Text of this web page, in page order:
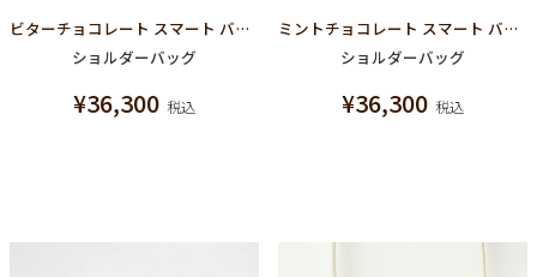
ビターチョコレート スマート バッグ
ショルダーバッグ
¥36,300 税込
ミントチョコレート スマート バッグ
ショルダーバッグ
¥36,300 税込